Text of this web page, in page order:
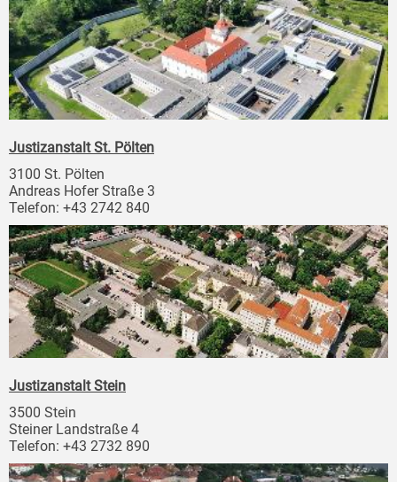
Justizanstalt St. Pölten
3100 St. Pölten
Andreas Hofer Straße 3
Telefon: +43 2742 840
Justizanstalt Stein
3500 Stein
Steiner Landstraße 4
Telefon: +43 2732 890